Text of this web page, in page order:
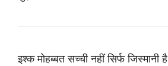
इश्क मोहब्बत सच्ची नहीं सिर्फ जिस्मानी है